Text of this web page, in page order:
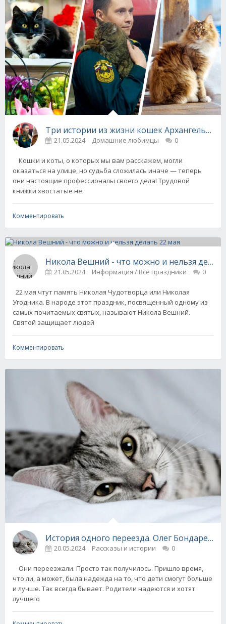
Три истории из жизни кошек Архангельска
21.05.2024 Домашние любимцы 0
Кошки и коты, о которых мы вам расскажем, могли
оказаться на улице, но судьба сложилась иначе — теперь
они настоящие профессионалы своего дела! Трудовой
книжки хвостатые не
Комментировать
Никола Вешний - что можно и нельзя
21.05.2024 Информация / Все праздники 0
22 мая чтут память Николая Чудотворца или Николая
Угодника. В народе этот праздник, посвященный одному из
самых почитаемых святых, называют Никола Вешний.
Святой защищает людей
Комментировать
История одного переезда. Олег Бондаренко
20.05.2024 Рассказы и истории 0
Они переезжали. Просто так получилось. Пришло время,
что ли, а может, была надежда на то, что дети смогут больше
и лучше. Так всегда бывает. Родители надеются и хотят
лучшего